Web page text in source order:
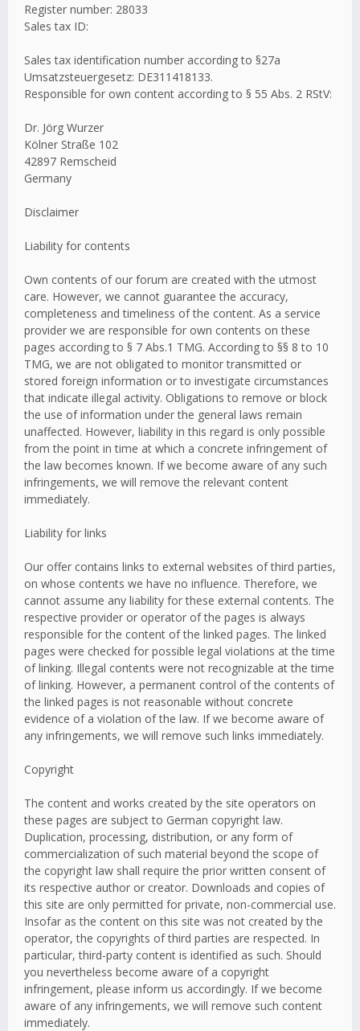
Register number: 28033
Sales tax ID:
Sales tax identification number according to §27a
Umsatzsteuergesetz: DE311418133.
Responsible for own content according to § 55 Abs. 2 RStV:
Dr. Jörg Wurzer
Kölner Straße 102
42897 Remscheid
Germany
Disclaimer
Liability for contents
Own contents of our forum are created with the utmost
care. However, we cannot guarantee the accuracy,
completeness and timeliness of the content. As a service
provider we are responsible for own contents on these
pages according to § 7 Abs.1 TMG. According to §§ 8 to 10
TMG, we are not obligated to monitor transmitted or
stored foreign information or to investigate circumstances
that indicate illegal activity. Obligations to remove or block
the use of information under the general laws remain
unaffected. However, liability in this regard is only possible
from the point in time at which a concrete infringement of
the law becomes known. If we become aware of any such
infringements, we will remove the relevant content
immediately.
Liability for links
Our offer contains links to external websites of third parties,
on whose contents we have no influence. Therefore, we
cannot assume any liability for these external contents. The
respective provider or operator of the pages is always
responsible for the content of the linked pages. The linked
pages were checked for possible legal violations at the time
of linking. Illegal contents were not recognizable at the time
of linking. However, a permanent control of the contents of
the linked pages is not reasonable without concrete
evidence of a violation of the law. If we become aware of
any infringements, we will remove such links immediately.
Copyright
The content and works created by the site operators on
these pages are subject to German copyright law.
Duplication, processing, distribution, or any form of
commercialization of such material beyond the scope of
the copyright law shall require the prior written consent of
its respective author or creator. Downloads and copies of
this site are only permitted for private, non-commercial use.
Insofar as the content on this site was not created by the
operator, the copyrights of third parties are respected. In
particular, third-party content is identified as such. Should
you nevertheless become aware of a copyright
infringement, please inform us accordingly. If we become
aware of any infringements, we will remove such content
immediately.